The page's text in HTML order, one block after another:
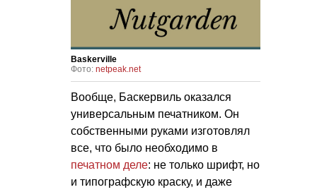
Baskerville
Фото: netpeak.net
Вообще, Баскервиль оказался
универсальным печатником. Он
собственными руками изготовлял
все, что было необходимо в
печатном деле: не только шрифт, но
и типографскую краску, и даже